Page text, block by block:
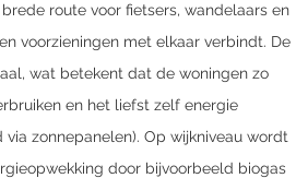
route voor fietsers, wandelaars en
voorzieningen met elkaar verbindt. De
wat betekent dat de woningen zo
en het liefst zelf energie
zonnepanelen). Op wijkniveau wordt
door bijvoorbeeld biogas